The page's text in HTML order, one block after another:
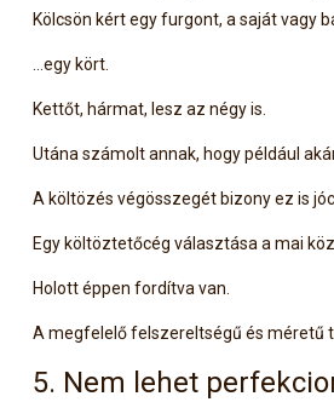
Kölcsön kért egy furgont, a saját vagy
…egy kört.
Kettőt, hármat, lesz az négy is.
Utána számolt annak, hogy például
A költözés végösszegét bizony ez is
Egy költöztetőcég választása a mai
Holott éppen fordítva van.
A megfelelő felszereltségű és méretű
5. Nem lehet